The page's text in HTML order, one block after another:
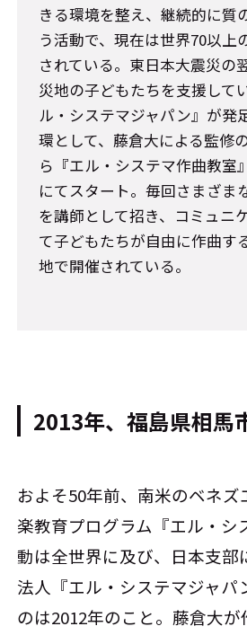
きる環境を整え、継続的に質
う活動で、現在は世界70以上
されている。東日本大震災の
災地の子どもたちを支援して
ル・システマジャパン』が発
環として、藤倉大による監修
ら『エル・システマ作曲教室
にてスタート。毎回さまざま
を講師として招き、コミュニ
て子どもたちが自由に作曲す
地で開催されている。
2013年、福島県相馬
およそ50年前、南米のベネ
楽教育プログラム『エル・シ
動は全世界に及び、日本支部
法人『エル・システマジャパ
のは2012年のこと。藤倉大